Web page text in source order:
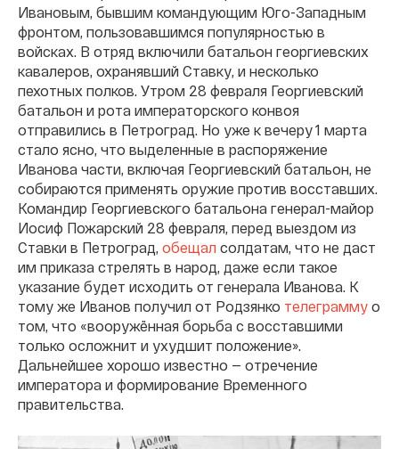
Ивановым, бывшим командующим Юго-Западным
фронтом, пользовавшимся популярностью в
войсках. В отряд включили батальон георгиевских
кавалеров, охранявший Ставку, и несколько
пехотных полков. Утром 28 февраля Георгиевский
батальон и рота императорского конвоя
отправились в Петроград. Но уже к вечеру 1 марта
стало ясно, что выделенные в распоряжение
Иванова части, включая Георгиевский батальон, не
собираются применять оружие против восставших.
Командир Георгиевского батальона генерал-майор
Иосиф Пожарский 28 февраля, перед выездом из
Ставки в Петроград, обещал солдатам, что не даст
им приказа стрелять в народ, даже если такое
указание будет исходить от генерала Иванова. К
тому же Иванов получил от Родзянко телеграмму о
том, что «вооружённая борьба с восставшими
только осложнит и ухудшит положение».
Дальнейшее хорошо известно — отречение
императора и формирование Временного
правительства.